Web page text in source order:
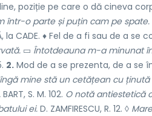
poziție pe care o dă cineva
într-o parte și puțin cam pe spate.
la CADE. ♦ Fel de a fi sau de a
▭ Întotdeauna m-a minunat
2. Mod de a se prezenta, de a se
mine stă un cetățean cu ținută
BART, S. M. 102. O notă antiestetică
ei. D. ZAMFIRESCU, R. 12. ◊